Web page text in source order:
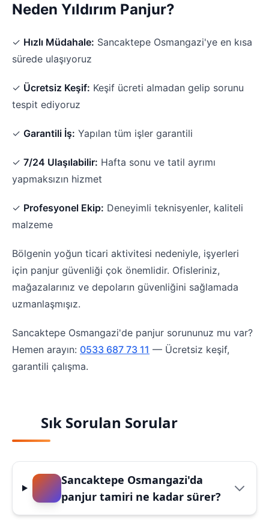
Neden Yıldırım Panjur?
✓ Hızlı Müdahale: Sancaktepe Osmangazi'ye en kısa
sürede ulaşıyoruz
✓ Ücretsiz Keşif: Keşif ücreti almadan gelip sorunu
tespit ediyoruz
✓ Garantili İş: Yapılan tüm işler garantili
✓ 7/24 Ulaşılabilir: Hafta sonu ve tatil ayrımı
yapmaksızın hizmet
✓ Profesyonel Ekip: Deneyimli teknisyenler, kaliteli
malzeme
Bölgenin yoğun ticari aktivitesi nedeniyle, işyerleri
için panjur güvenliği çok önemlidir. Ofisleriniz,
mağazalarınız ve depoların güvenliğini sağlamada
uzmanlaşmışız.
Sancaktepe Osmangazi'de panjur sorununuz mu var?
Hemen arayın: 0533 687 73 11 — Ücretsiz keşif,
garantili çalışma.
Sık Sorulan Sorular
Sancaktepe Osmangazi'da
panjur tamiri ne kadar sürer?